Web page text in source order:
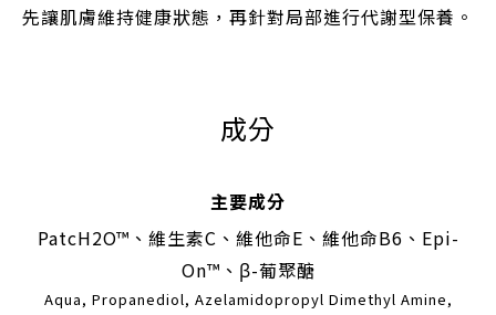
先讓肌膚維持健康狀態，再針對局部進行代謝型保養。
成分
主要成分
PatcH2O™ 、 維生素C、維他命E、維他命B6、Epi-
On™、β-葡聚醣
Aqua, Propanediol, Azelamidopropyl Dimethyl Amine,
立即購買